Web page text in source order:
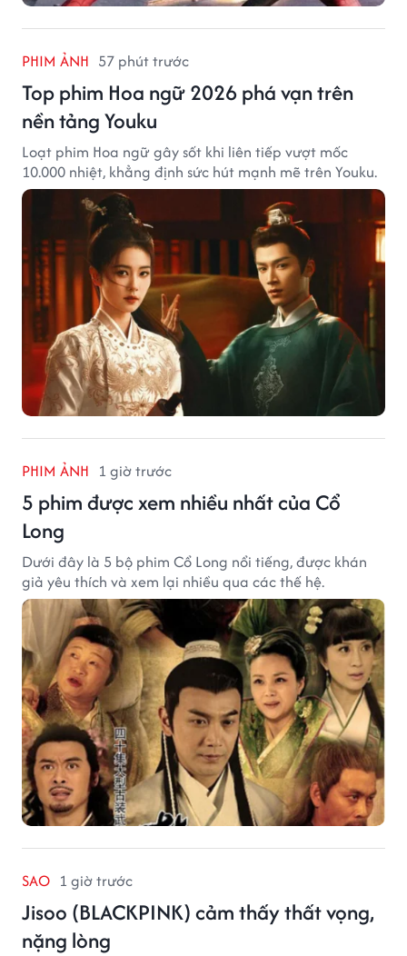
PHIM ẢNH 57 phút trước
Top phim Hoa ngữ 2026 phá vạn trên
nền tảng Youku
Loạt phim Hoa ngữ gây sốt khi liên tiếp vượt mốc
10.000 nhiệt, khẳng định sức hút mạnh mẽ trên Youku.
PHIM ẢNH 1 giờ trước
5 phim được xem nhiều nhất của Cổ
Long
Dưới đây là 5 bộ phim Cổ Long nổi tiếng, được khán
giả yêu thích và xem lại nhiều qua các thế hệ.
SAO 1 giờ trước
Jisoo (BLACKPINK) cảm thấy thất vọng,
nặng lòng